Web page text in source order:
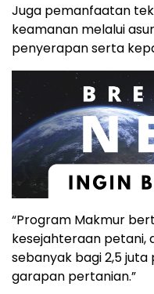
Juga pemanfaatan
keamanan melalui
penyerapan serta
“Program Makmur
kesejahteraan petani,
sebanyak bagi 2,5
garapan pertanian.”